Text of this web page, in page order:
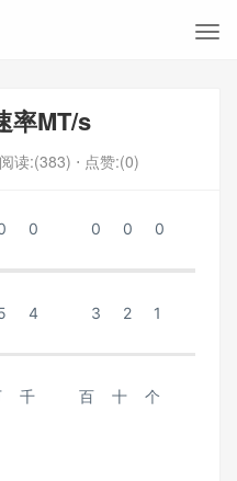
率MT/s
读:(383) ⋅ 点赞:(0)
0 0 0 0
4 3 2 1
千 百 十 个